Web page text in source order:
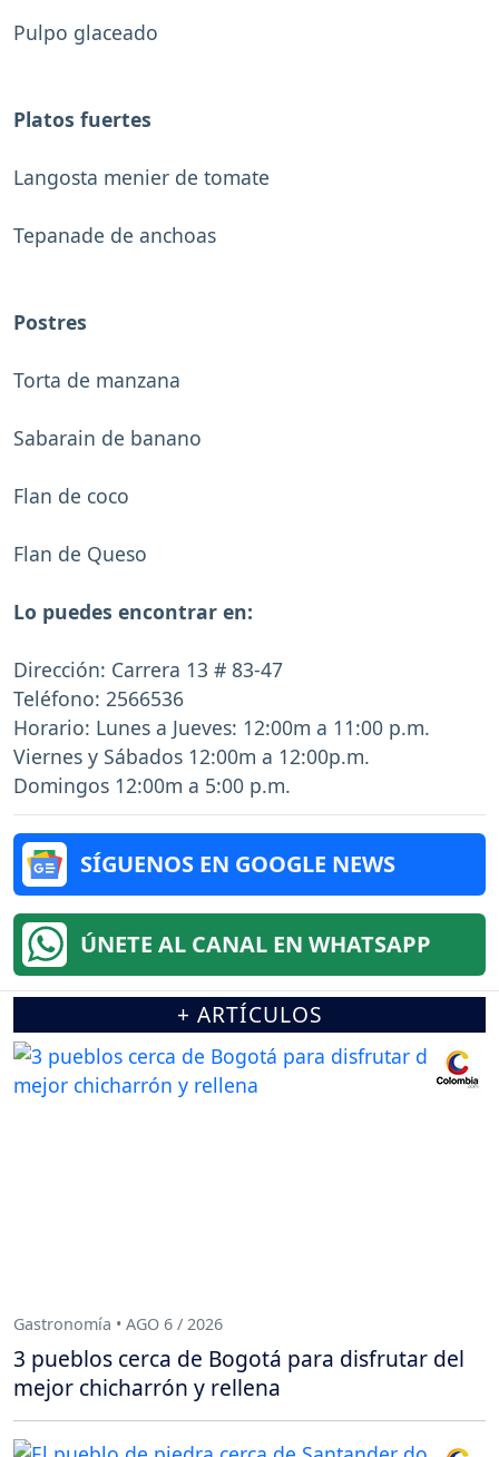
Pulpo glaceado
Platos fuertes
Langosta menier de tomate
Tepanade de anchoas
Postres
Torta de manzana
Sabarain de banano
Flan de coco
Flan de Queso
Lo puedes encontrar en:
Dirección: Carrera 13 # 83-47
Teléfono: 2566536
Horario: Lunes a Jueves: 12:00m a 11:00 p.m.
Viernes y Sábados 12:00m a 12:00p.m.
Domingos 12:00m a 5:00 p.m.
SÍGUENOS EN GOOGLE NEWS
ÚNETE AL CANAL EN WHATSAPP
+ ARTÍCULOS
Gastronomía • AGO 6 / 2026
3 pueblos cerca de Bogotá para disfrutar del
mejor chicharrón y rellena